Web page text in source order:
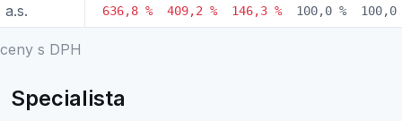
ceny s DPH
a.s.
636,8 % 409,2 % 146,3 % 100,0 % 100,0
Specialista